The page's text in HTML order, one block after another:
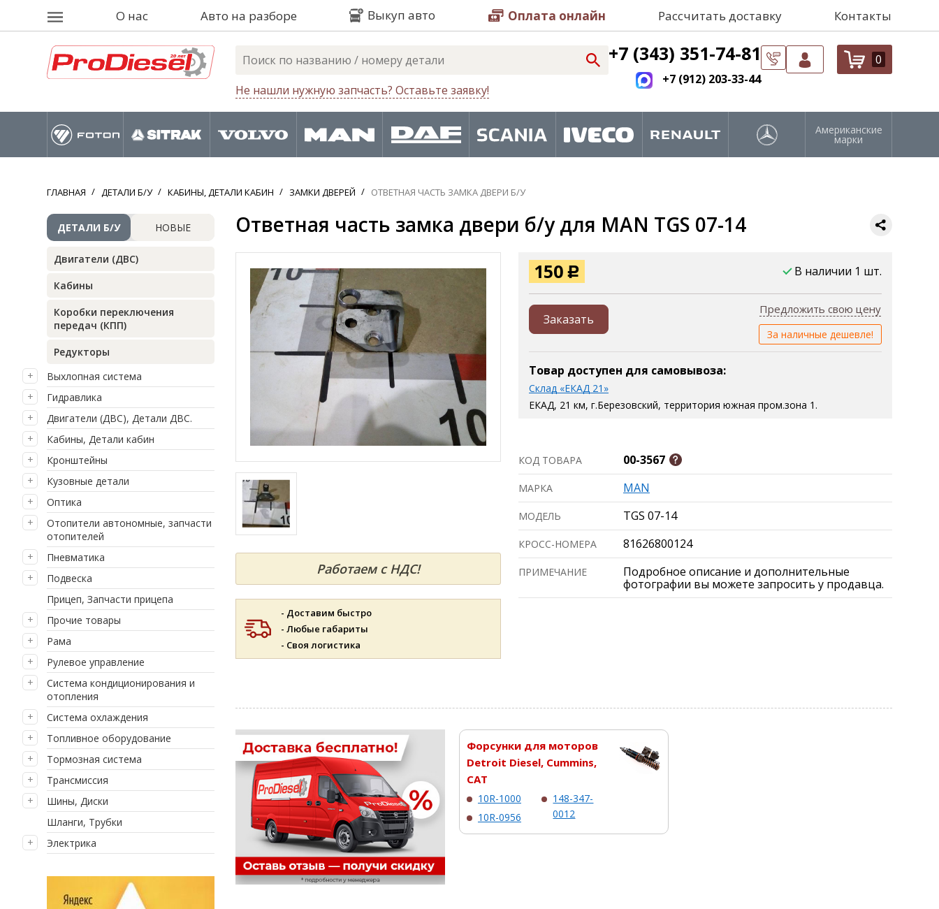
О нас Авто на разборе Выкуп авто Оплата онлайн Рассчитать доставку Контакты
Не нашли нужную запчасть? Оставьте заявку!
+7 (343) 351-74-81
+7 (912) 203-33-44
0
Американские
марки
ГЛАВНАЯ ДЕТАЛИ Б/У КАБИНЫ, ДЕТАЛИ КАБИН ЗАМКИ ДВЕРЕЙ ОТВЕТНАЯ ЧАСТЬ ЗАМКА ДВЕРИ Б/У
ДЕТАЛИ Б/У НОВЫЕ
Двигатели (ДВС)
Кабины
Коробки переключения
передач (КПП)
Редукторы
Выхлопная система
Гидравлика
Двигатели (ДВС), Детали ДВС.
Кабины, Детали кабин
Кронштейны
Кузовные детали
Оптика
Отопители автономные, запчасти
отопителей
Пневматика
Подвеска
Прицеп, Запчасти прицепа
Прочие товары
Рама
Рулевое управление
Система кондиционирования и
отопления
Система охлаждения
Топливное оборудование
Тормозная система
Трансмиссия
Шины, Диски
Шланги, Трубки
Электрика
Ответная часть замка двери б/у для MAN TGS 07-14
Работаем с НДС!
- Доставим быстро
- Любые габариты
- Своя логистика
150 Р В наличии 1 шт.
Заказать
Предложить свою цену
За наличные дешевле!
Товар доступен для самовывоза:
Склад «ЕКАД 21»
ЕКАД, 21 км, г.Березовский, территория южная пром.зона 1.
КОД ТОВАРА 00-3567
МАРКА MAN
МОДЕЛЬ TGS 07-14
КРОСС-НОМЕРА 81626800124
ПРИМЕЧАНИЕ
Подробное описание и дополнительные
фотографии вы можете запросить у продавца.
Форсунки для моторов
Detroit Diesel, Cummins,
CAT
10R-1000
10R-0956
148-347-
0012